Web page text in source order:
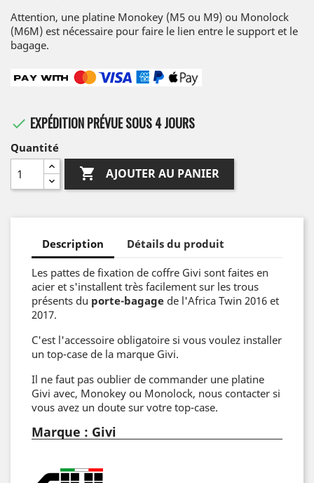
Attention, une platine Monokey (M5 ou M9) ou Monolock
(M6M) est nécessaire pour faire le lien entre le support et le
bagage.
 EXPÉDITION PRÉVUE SOUS 4 JOURS
Quantité
 AJOUTER AU PANIER
Description Détails du produit
Les pattes de fixation de coffre Givi sont faites en
acier et s'installent très facilement sur les trous
présents du porte-bagage de l'Africa Twin 2016 et
2017.
C'est l'accessoire obligatoire si vous voulez installer
un top-case de la marque Givi.
Il ne faut pas oublier de commander une platine
Givi avec, Monokey ou Monolock, nous contacter si
vous avez un doute sur votre top-case.
Marque : Givi